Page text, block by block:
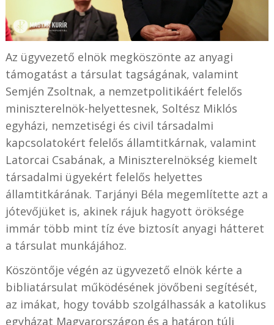
Az ügyvezető elnök megköszönte az anyagi
támogatást a társulat tagságának, valamint
Semjén Zsoltnak, a nemzetpolitikáért felelős
miniszterelnök-helyettesnek, Soltész Miklós
egyházi, nemzetiségi és civil társadalmi
kapcsolatokért felelős államtitkárnak, valamint
Latorcai Csabának, a Miniszterelnökség kiemelt
társadalmi ügyekért felelős helyettes
államtitkárának. Tarjányi Béla megemlítette azt a
jótevőjüket is, akinek rájuk hagyott öröksége
immár több mint tíz éve biztosít anyagi hátteret
a társulat munkájához.
Köszöntője végén az ügyvezető elnök kérte a
bibliatársulat működésének jövőbeni segítését,
az imákat, hogy tovább szolgálhassák a katolikus
egyházat Magyarországon és a határon túli